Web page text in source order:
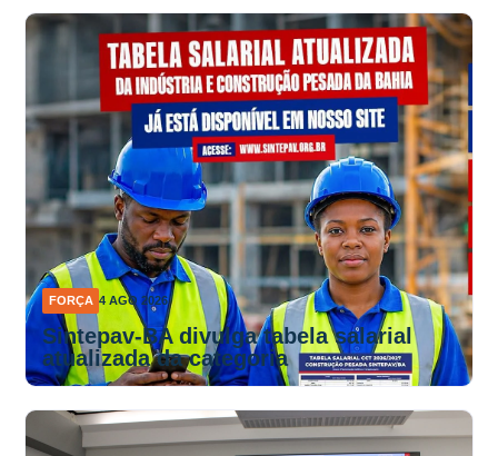
FORÇA 4 AGO 2026
Sintepav-BA divulga tabela salarial
atualizada da categoria